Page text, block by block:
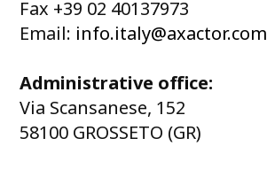
Fax +39 02 40137973
Email: info.italy@axactor.com
Administrative office:
Via Scansanese, 152
58100 GROSSETO (GR)